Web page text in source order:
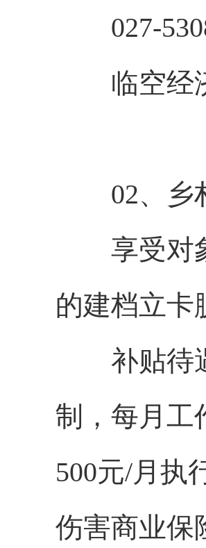
027-
临空经济
02、乡
享受对象
的建档立卡
补贴待遇
制，每月工
500元/月执
伤害商业保